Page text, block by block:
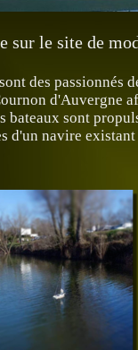
sur le site de
des
d'Auvergne
bateaux sont
d'un navire